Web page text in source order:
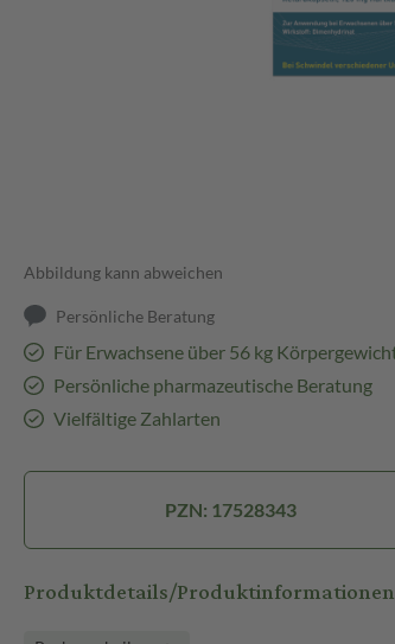
Abbildung kann abweichen
Persönliche Beratung
Für Erwachsene über 56 kg
Persönliche pharmazeutische Beratung
Vielfältige Zahlarten
PZN: 17528343
Produktdetails/Produktinformationen